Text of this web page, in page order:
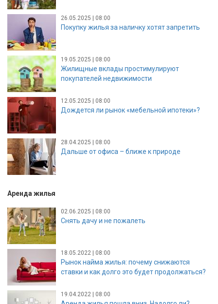
26.05.2025 | 08:00
Покупку жилья за наличку хотят запретить
19.05.2025 | 08:00
Жилищные вклады простимулируют
покупателей недвижимости
12.05.2025 | 08:00
Дождется ли рынок «мебельной ипотеки»?
28.04.2025 | 08:00
Дальше от офиса – ближе к природе
Аренда жилья
02.06.2025 | 08:00
Снять дачу и не пожалеть
18.05.2022 | 08:00
Рынок найма жилья: почему снижаются
ставки и как долго это будет продолжаться?
19.04.2022 | 08:00